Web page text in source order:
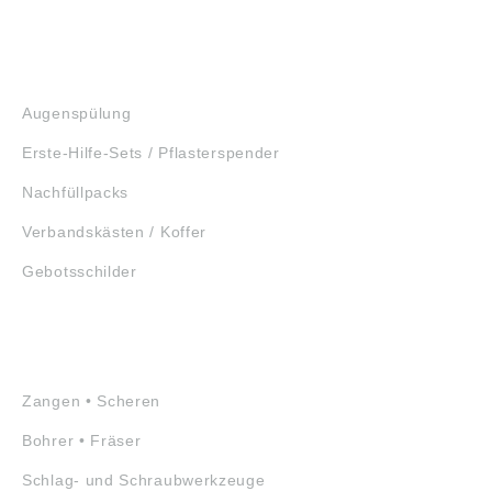
Augenspülung
Erste-Hilfe-Sets / Pflasterspender
Nachfüllpacks
Verbandskästen / Koffer
Gebotsschilder
Zangen • Scheren
Bohrer • Fräser
Schlag- und Schraubwerkzeuge